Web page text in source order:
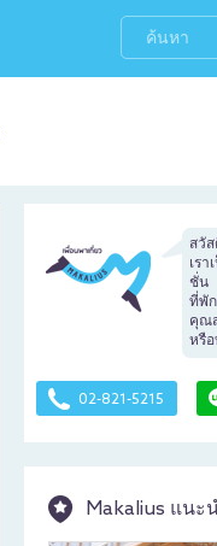
สวั
เร
ชั่น
ที่พั
คุณ
หรือ
02-821-5215
Makalius แนะ